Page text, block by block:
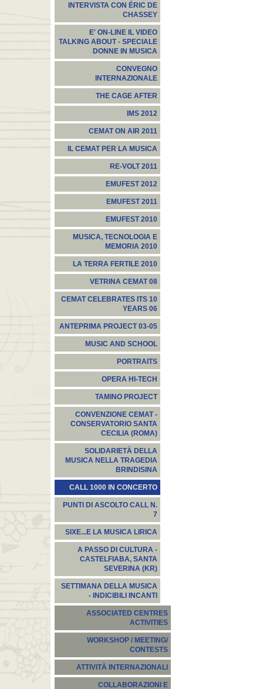
INTERVISTA CON ÉRIC DE
CHASSEY
E' ON-LINE IL VIDEO
TALKING ABOUT - SPECIALE
DONNE IN MUSICA
CONVEGNO
INTERNAZIONALE
THE CAGE AFTER
IMS 2012
CEMAT ON AIR 2011
IL CEMAT PER LA MUSICA
RE-VOLT 2011
EMUFEST 2012
EMUFEST 2011
EMUFEST 2010
MUSICA, TECNOLOGIA E
MEMORIA 2010
LA TERRA FERTILE 2010
VETRINA CEMAT 08
CEMAT CELEBRATES ITS 10
YEARS 06
ANTEPRIMA PROJECT 03-05
MUSIC AND SCHOOL
PORTRAITS
OPERA HI-TECH
TAMINO PROJECT
CONVENZIONE CEMAT -
CONSERVATORIO SANTA
CECILIA (ROMA)
SOLIDARIETÀ DELLA
MUSICA NELLA TRAGEDIA
BRINDISINA
CALL 1000 IN CONCERTO
PUNTI DI ASCOLTO CALL N.
7
SIXE...E LA MUSICA LIRICA
A PASSO DI CULTURA -
CASTELFIABA, SANTA
SEVERINA (KR)
SETTIMANA DELLA MUSICA
- INDICIBILI INCANTI
ASSOCIATED CENTRES
ACTIVITIES
WORKSHOP / MEETING/
CONTESTS
ATTIVITÀ INTERNAZIONALI
COLLABORAZIONI E